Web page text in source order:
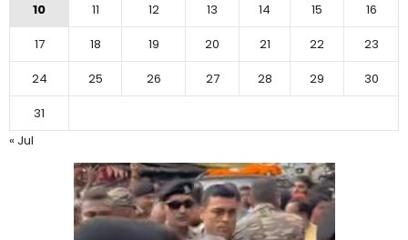
10
11 12 13 14 15
16
17
18 19 20 21 22
23
24
25 26 27 28 29
30
31
« Jul